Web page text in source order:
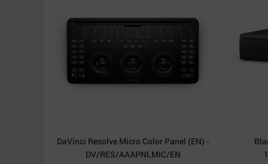
DaVinci Resolve Micro Color Panel (EN) -
DV/RES/AAAPNLMIC/EN